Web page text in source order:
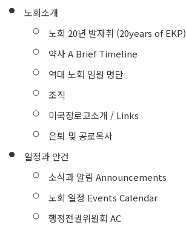
노회소개
노회 20년 발자취 (20years of EKP)
약사 A Brief Timeline
역대 노회 임원 명단
조직
미국장로교소개 / Links
은퇴 및 공로목사
일정과 안건
소식과 알림 Announcements
노회 일정 Events Calendar
행정전권위원회 AC